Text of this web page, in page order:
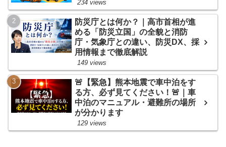
234 views
防災庁とは何か？｜高市首相が進
める「防災立国」の全貌と消防
庁・気象庁との違い、防災DX、採
用情報まで徹底解説
149 views
🚨【緊急】熊本地震で車中泊をす
る方、必ず見てください！🚨｜車
中泊のマニュアル・避難所の場所
が分かります
129 views